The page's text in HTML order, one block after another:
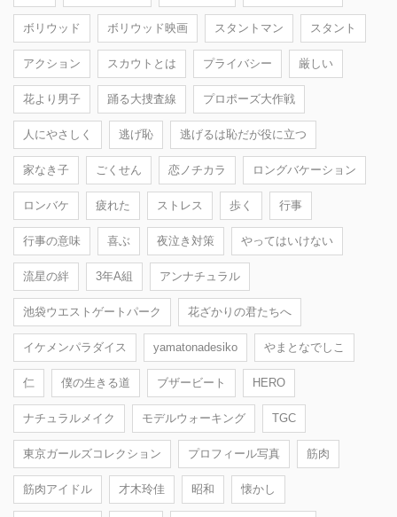
ボリウッド ボリウッド映画 スタントマン スタント
アクション スカウトとは プライバシー 厳しい
花より男子 踊る大捜査線 プロポーズ大作戦
人にやさしく 逃げ恥 逃げるは恥だが役に立つ
家なき子 ごくせん 恋ノチカラ ロングバケーション
ロンバケ 疲れた ストレス 歩く 行事
行事の意味 喜ぶ 夜泣き対策 やってはいけない
流星の絆 3年A組 アンナチュラル
池袋ウエストゲートパーク 花ざかりの君たちへ
イケメンパラダイス yamatonadesiko やまとなでしこ
仁 僕の生きる道 ブザービート HERO
ナチュラルメイク モデルウォーキング TGC
東京ガールズコレクション プロフィール写真 筋肉
筋肉アイドル 才木玲佳 昭和 懐かし